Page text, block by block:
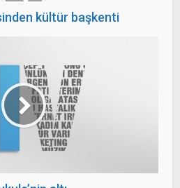
kültür başkenti